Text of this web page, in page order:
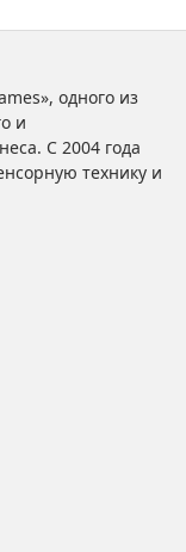
одного из
и
С 2004 года
технику и